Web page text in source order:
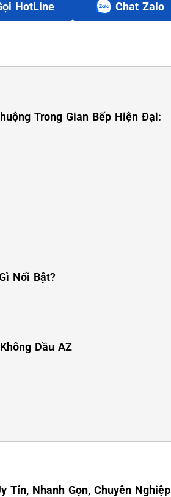
HotLine Chat Zalo
Trong Gian Bếp Hiện Đại:
Nổi Bật?
Dầu AZ
Tín, Nhanh Gọn, Chuyên Nghiệp